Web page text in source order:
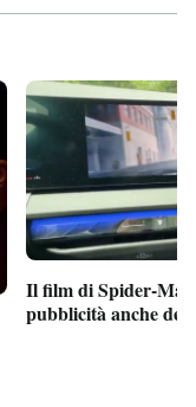
Il film di Spider-Man
pubblicità anche